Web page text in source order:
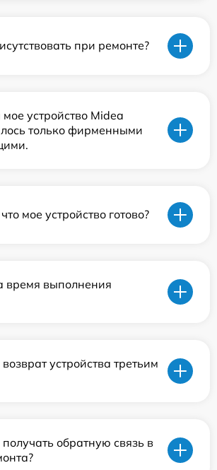
при ремонте?
устройство Midea
только фирменными
мое устройство готово?
время выполнения
устройства третьим
обратную связь в